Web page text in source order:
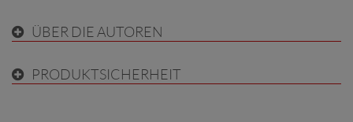
ÜBER DIE AUTOREN
PRODUKTSICHERHEIT